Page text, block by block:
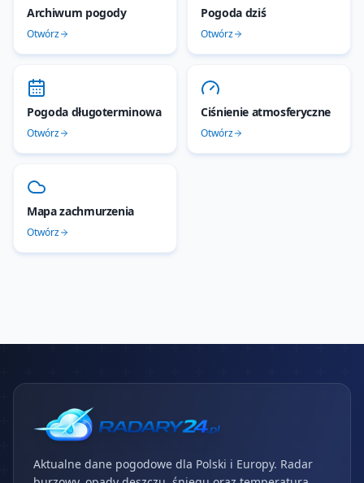
Archiwum pogody
Otwórz
Pogoda dziś
Otwórz
Pogoda długoterminowa
Otwórz
Ciśnienie atmosferyczne
Otwórz
Mapa zachmurzenia
Otwórz
Aktualne dane pogodowe dla Polski i Europy. Radar